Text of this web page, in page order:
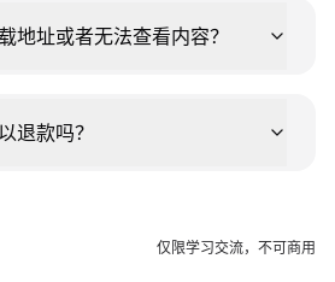
地址或者无法查看内容？
退款吗？
仅限学习交流，不可商用